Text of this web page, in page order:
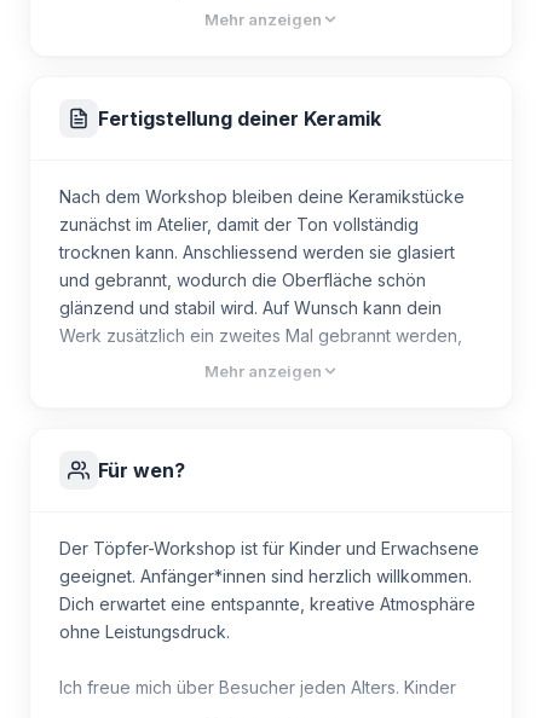
deinem tierischen Freund passen.
Töpfern. Egal, ob du zum ersten Mal mit Ton
Alles wird verständlich erklärt, und du bekommst
jederzeit Unterstützung. Im Mittelpunkt stehen die
Freude am kreativen Arbeiten und das schöne
Gefühl, etwas Einzigartiges mit den eigenen Händen
zu erschaffen.
richtig vorbereitet wird und wie du eine stabile
Schale formst, die sicher steht und sich gut zum
auf eine angenehme Form und eine passende
Grösse – je nachdem, ob der Napf für eine Katze,
einen kleinen Hund oder einen grösseren
Vierbeiner gedacht ist.
Du kannst deinen Napf ganz nach deinem
Mehr anzeigen
Fertigstellung deiner Keramik
Nach dem Workshop bleiben deine Keramikstücke
zunächst im Atelier, damit der Ton vollständig
trocknen kann. Anschliessend werden sie glasiert
und gebrannt, wodurch die Oberfläche schön
glänzend und stabil wird. Auf Wunsch kann dein
Werk zusätzlich ein zweites Mal gebrannt werden,
was für noch besseren Halt und mehr Langlebigkeit
Mehr anzeigen
Für wen?
Der Töpfer-Workshop ist für Kinder und Erwachsene
geeignet. Anfänger*innen sind herzlich willkommen.
Dich erwartet eine entspannte, kreative Atmosphäre
ohne Leistungsdruck.
Ich freue mich über Besucher jeden Alters. Kinder